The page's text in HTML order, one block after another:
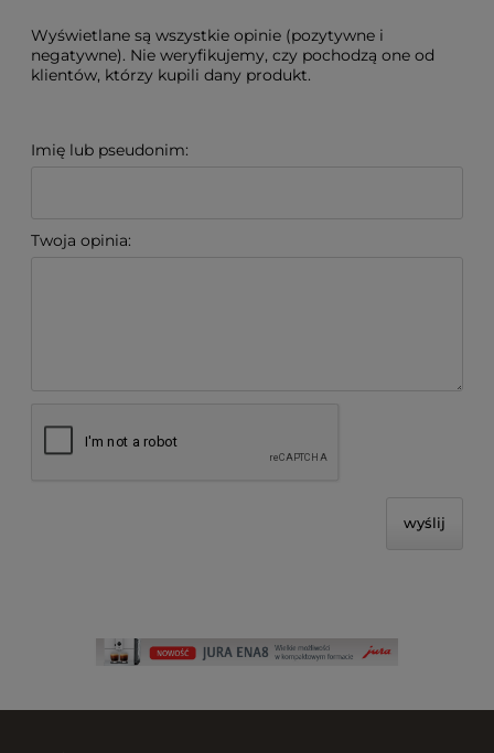
Wyświetlane są wszystkie opinie (pozytywne i
negatywne). Nie weryfikujemy, czy pochodzą one od
klientów, którzy kupili dany produkt.
Imię lub pseudonim:
Twoja opinia:
wyślij